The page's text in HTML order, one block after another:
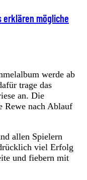
erklären mögliche
werde ab
trage das
an. Die
Rewe nach Ablauf
allen Spielern
viel Erfolg
und fiebern mit